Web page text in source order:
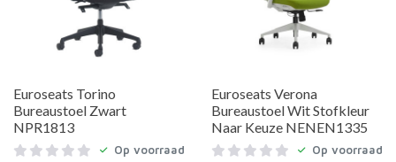
Euroseats Torino
Bureaustoel Zwart
NPR1813
Op voorraad
Euroseats Verona
Bureaustoel Wit Stofkleur
Naar Keuze NENEN1335
Op voorraad